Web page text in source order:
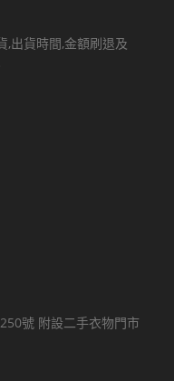
,出貨時間,金額刷退及
號 附設二手衣物門市